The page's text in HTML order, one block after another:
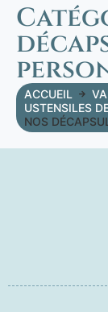
ACCUEIL
USTENSILES
NOS